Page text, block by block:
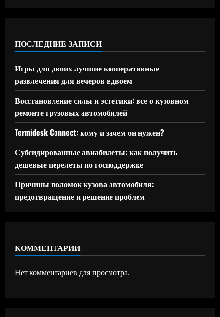
ПОСЛЕДНИЕ ЗАПИСИ
Игры для двоих лучшие кооперативные
развлечения для вечеров вдвоем
Восстановление силы и эстетики: все о кузовном
ремонте грузовых автомобилей
Termidesk Connect: кому и зачем он нужен?
Субсидированные авиабилеты: как получить
дешевые перелеты по господдержке
Причины поломок кузова автомобиля:
предотвращение и решение проблем
КОММЕНТАРИИ
Нет комментариев для просмотра.